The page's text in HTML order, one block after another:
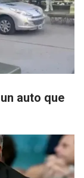
auto que